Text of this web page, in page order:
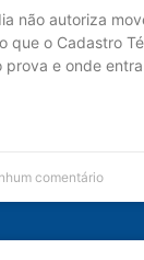
não autoriza
que o Cadastro
e onde entra
comentário